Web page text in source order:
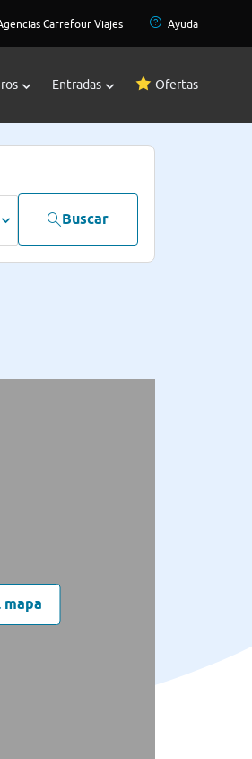
Carrefour Viajes Ayuda
Entradas Ofertas
Buscar
mapa